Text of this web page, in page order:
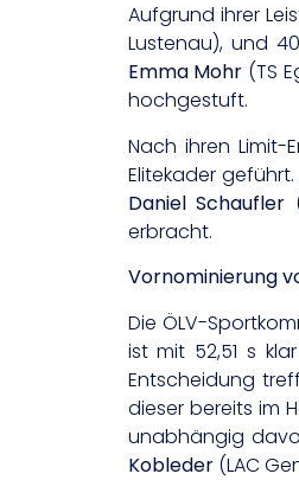
Aufgrund ihrer
Lustenau), und
Emma Mohr (TS
hochgestuft.
Nach ihren Limit-
Elitekader
Daniel Schaufler
erbracht.
Vornominierung
Die ÖLV-
ist mit 52,51 s
Entscheidung
dieser bereits im
unabhängig
Kobleder(LAC